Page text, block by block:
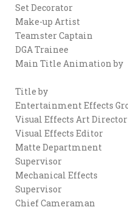
Set Decorator
Make-up Artist
Teamster Captain
DGA Trainee
Main Title Animation by
Title by
Entertainment Effects
Visual Effects Art Director
Visual Effects Editor
Matte Departmnent
Supervisor
Mechanical Effects
Supervisor
Chief Cameraman